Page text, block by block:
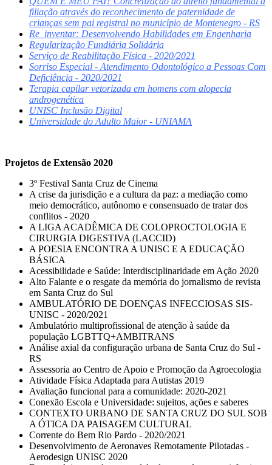
filiação através do reconhecimento de paternidade de
crianças sem pai registral no município de Montenegro - RS
Re_inventar: Desenvolvendo Habilidades em Engenharia
Regularização Fundiária Solidária
Serviço de Reabilitação Física - 2020/2021
Sorriso Especial - Atendimento Odontológico a Pessoas Com
Deficiência - 2020/2021
Terapia capilar vetorizada em homens com alopecia
androgenética
UNISC Inclusão Digital
Universidade do Adulto Maior - UNIAMA
Projetos de Extensão 2020
3º Festival Santa Cruz de Cinema
A crise da jurisdição e a cultura da paz: a mediação como
meio democrático, autônomo e consensuado de tratar dos
conflitos - 2020
A LIGA ACADÊMICA DE COLOPROCTOLOGIA E
CIRURGIA DIGESTIVA (LACCID)
A POESIA ENCONTRA A UNISC E A EDUCAÇÃO
BÁSICA
Acessibilidade e Saúde: Interdisciplinaridade em Ação 2020
Alto Falante e o resgate da memória do jornalismo de revista
em Santa Cruz do Sul
AMBULATÓRIO DE DOENÇAS INFECCIOSAS SIS-
UNISC - 2020/2021
Ambulatório multiprofissional de atenção à saúde da
população LGBTTQ+AMBITRANS
Análise axial da configuração urbana de Santa Cruz do Sul -
RS
Assessoria ao Centro de Apoio e Promoção da Agroecologia
Atividade Física Adaptada para Autistas 2019
Avaliação funcional para a comunidade: 2020-2021
Conexão Escola e Universidade: sujeitos, ações e saberes
CONTEXTO URBANO DE SANTA CRUZ DO SUL SOB
A ÓTICA DA PAISAGEM CULTURAL
Corrente do Bem Rio Pardo - 2020/2021
Desenvolvimento de Aeronaves Remotamente Pilotadas -
Aerodesign UNISC 2020